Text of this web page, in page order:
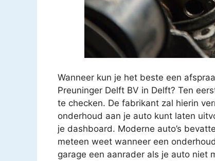
Wanneer kun je het beste een
Preuninger Delft BV in Delft? Ten
te checken. De fabrikant zal hierin
onderhoud aan je auto kunt laten
je dashboard. Moderne auto’s
meteen weet wanneer een
garage een aanrader als je auto niet